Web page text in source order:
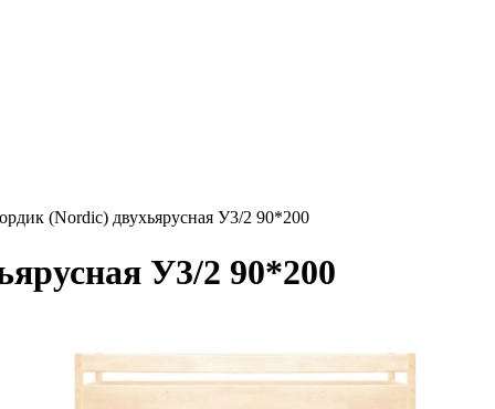
(Nordic) двухьярусная У3/2 90*200
У3/2 90*200